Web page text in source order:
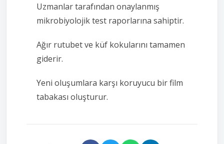
Uzmanlar tarafından onaylanmış
mikrobiyolojik test raporlarına sahiptir.
Ağır rutubet ve küf kokularını tamamen
giderir.
Yeni oluşumlara karşı koruyucu bir film
tabakası oluşturur.